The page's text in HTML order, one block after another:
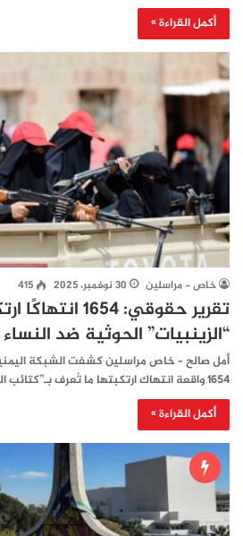
أكمل القراءة »
خاص - مراسلين 30 نوفمبر، 2025 415
تقرير حقوقي: 1654
“الزينبيات” الحوثية ضد
أمل صالح – خاص مراسلين كشفت الشبكة
1654 واقعة انتهاك ارتكبتها ما تُعرف بـ”كتائب الزينبيات”،…
أكمل القراءة »